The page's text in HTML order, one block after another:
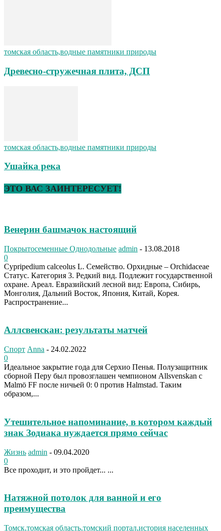
томская область,водные памятники природы
Древесно-стружечная плита, ДСП
томская область,водные памятники природы
Ушайка река
ЭТО ВАС ЗАИНТЕРЕСУЕТ!
Венерин башмачок настоящий
Покрытосеменные Однодольные admin - 13.08.2018
0
Cypripedium calceolus L. Семейство. Орхидные – Orchidaceae
Статус. Категория 3. Редкий вид. Подлежит государственной
охране. Ареал. Евразийский лесной вид: Европа, Сибирь,
Монголия, Дальний Восток, Япония, Китай, Корея.
Распространение...
Аллсвенскан: результаты матчей
Спорт Anna - 24.02.2022
0
Идеальное закрытие года для Серхио Пенья. Полузащитник
сборной Перу был провозглашен чемпионом Allsvenskan с
Malmö FF после ничьей 0: 0 против Halmstad. Таким
образом,...
Утешительное напоминание, в котором каждый
знак Зодиака нуждается прямо сейчас
Жизнь admin - 09.04.2020
0
Все проходит, и это пройдет... ...
Натяжной потолок для ванной и его
преимущества
Томск,томская область,томский портал,история населенных